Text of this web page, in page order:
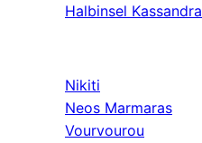
Halbinsel Kassandra
Nikiti
Neos Marmaras
Vourvourou